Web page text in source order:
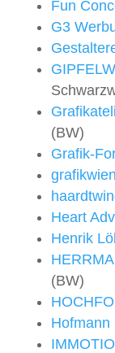
Fun
G3
(BW)
Grafik-
Heart
Henrik
(BW)
Hofmann